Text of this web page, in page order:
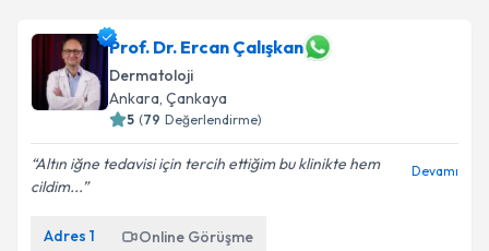
bilgilendireceğiz.
E-posta Adresiniz
kapsamda işlenmesini kabul ediyorum.
Prof. Dr. Ercan Çalışkan
Dermatoloji
Ankara, Çankaya
5 (79 Değerlendirme)
Altın iğne tedavisi için tercih ettiğim bu klinikte hem
cildim...
Devamı
Adres 1 Online Görüşme